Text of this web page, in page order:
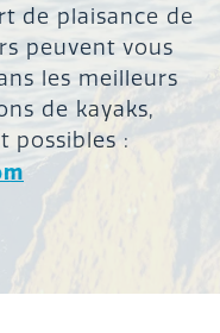
de plaisance de
peuvent vous
les meilleurs
de kayaks,
possibles :